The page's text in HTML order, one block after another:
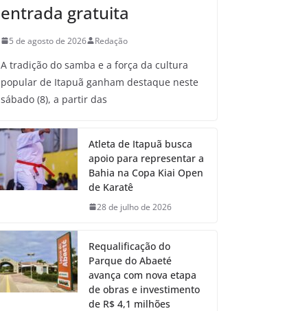
entrada gratuita
5 de agosto de 2026 Redação
A tradição do samba e a força da cultura
popular de Itapuã ganham destaque neste
sábado (8), a partir das
Atleta de Itapuã busca
apoio para representar a
Bahia na Copa Kiai Open
de Karatê
28 de julho de 2026
Requalificação do
Parque do Abaeté
avança com nova etapa
de obras e investimento
de R$ 4,1 milhões